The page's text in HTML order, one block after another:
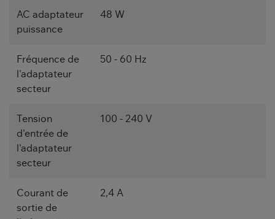
AC adaptateur
puissance
48 W
Fréquence de
l'adaptateur
secteur
50 - 60 Hz
Tension
d'entrée de
l'adaptateur
secteur
100 - 240 V
Courant de
sortie de
2,4 A